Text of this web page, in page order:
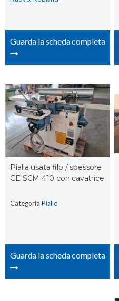
Guarda la scheda completa
Pialla usata filo / spessore
CE SCM 410 con cavatrice
Categoria Pialle
Guarda la scheda completa